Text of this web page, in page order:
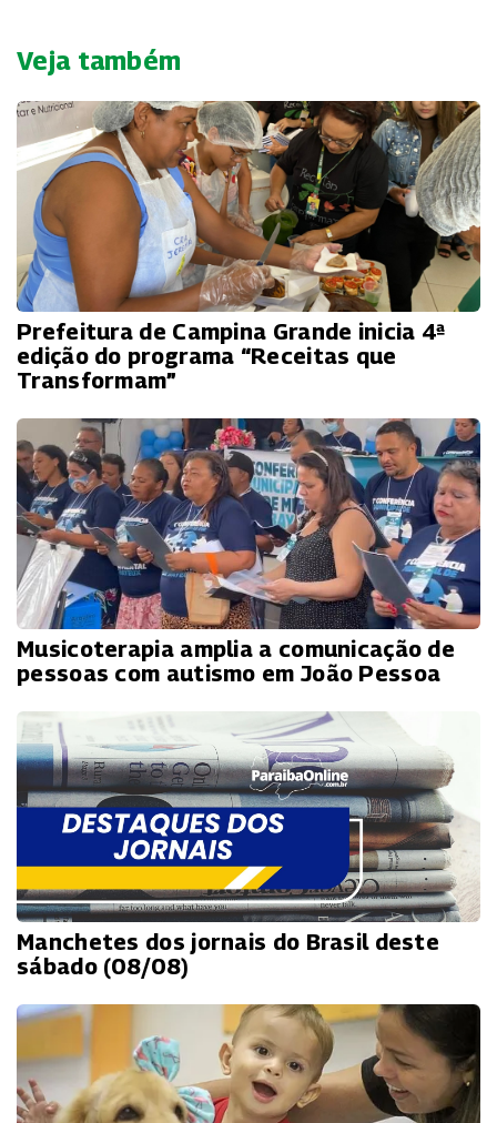
Veja também
Prefeitura de Campina Grande inicia 4ª
edição do programa “Receitas que
Transformam”
Musicoterapia amplia a comunicação de
pessoas com autismo em João Pessoa
Manchetes dos jornais do Brasil deste
sábado (08/08)